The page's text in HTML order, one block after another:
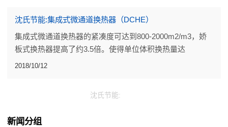
沈氏节能:集成式微通道换热器（DCHE）
集成式微通道换热器的紧凑度可达到800-2000m2/m3，娇
板式换热器提高了约3.5倍。使得单位体积换热量达
20.0W/cm3，单位质量换热量达5kw/kg，在达到相同换热
2018/10/12
沈氏节能:
新闻分组